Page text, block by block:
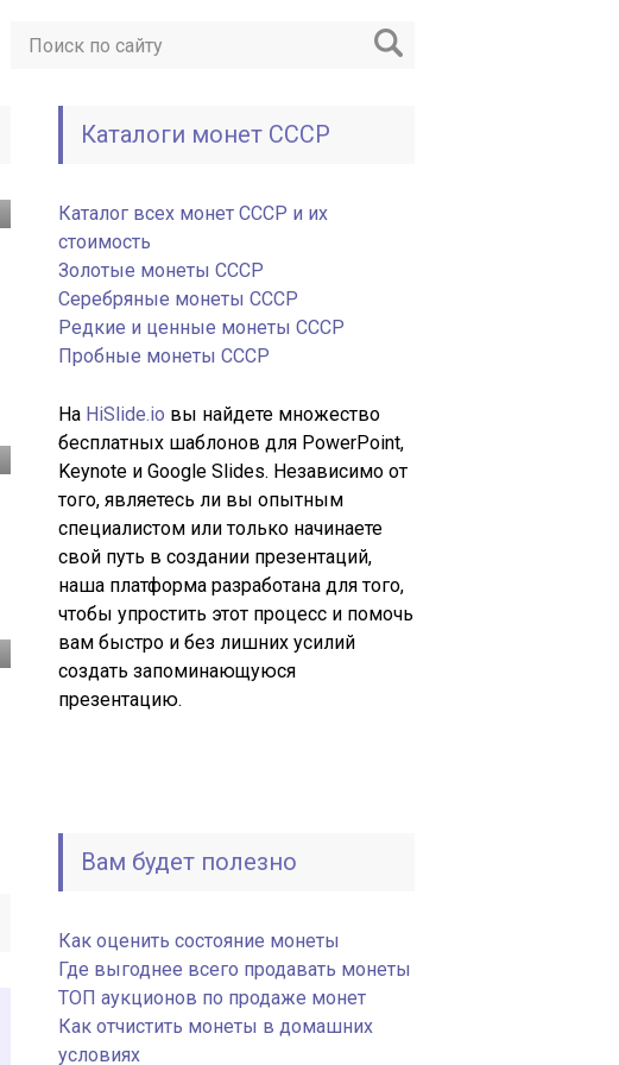
Каталоги монет СССР
Каталог всех монет СССР и их
стоимость
Золотые монеты СССР
Серебряные монеты СССР
Редкие и ценные монеты СССР
Пробные монеты СССР
На HiSlide.io вы найдете множество
бесплатных шаблонов для PowerPoint,
Keynote и Google Slides. Независимо от
того, являетесь ли вы опытным
специалистом или только начинаете
свой путь в создании презентаций,
наша платформа разработана для того,
чтобы упростить этот процесс и помочь
вам быстро и без лишних усилий
создать запоминающуюся
презентацию.
Вам будет полезно
Как оценить состояние монеты
Где выгоднее всего продавать монеты
ТОП аукционов по продаже монет
Как отчистить монеты в домашних
условиях